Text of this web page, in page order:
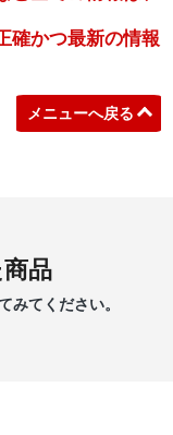
確かつ最新の情報
メニューへ戻る
品
みてください。